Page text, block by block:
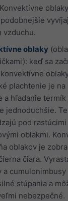
vzduchu.
oblaky
keď sa
plachtenie je na
a hľadanie termík
jednoduchšie.
pod rastúcimi
oblakmi.
oblakov je
čiara.
a cumulonimbusy
stúpania a
nebezpečné.